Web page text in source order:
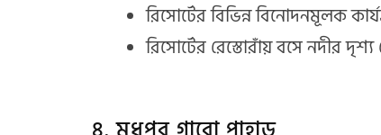
রিসোর্টের বিভিন্ন বিনোদনমূলক
রিসোর্টের রেস্তোরাঁয় বসে নদীর